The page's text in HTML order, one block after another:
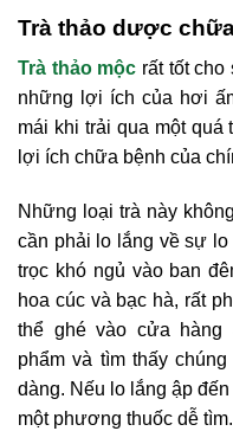
Trà thảo dược
Trà thảo mộc rất tốt
những lợi ích của hơi
mái khi trải qua một
lợi ích chữa bệnh của
Những loại trà này
cần phải lo lắng về sự lo
trọc khó ngủ vào ban
hoa cúc và bạc hà, rất
thể ghé vào cửa hàng
phẩm và tìm thấy
dàng. Nếu lo lắng ập
một phương thuốc dễ tìm.